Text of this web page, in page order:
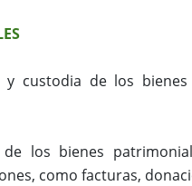
custodia de los
los bienes
como facturas,